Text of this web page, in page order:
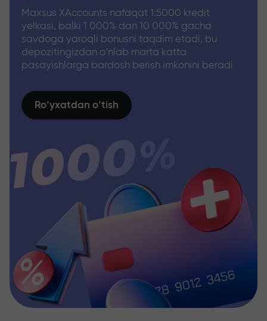
Maxsus XAccounts nafaqat 1:5000 kredit
yelkasi, balki 1 000% dan 10 000% gacha
savdoga yaroqli bonusni taqdim etadi, bu
depozitingizdan o‘nlab marta katta
pasayishlarga bardosh berish imkonini beradi
Ro‘yxatdan o‘tish